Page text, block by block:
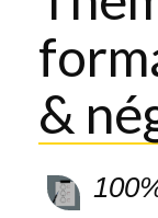
&